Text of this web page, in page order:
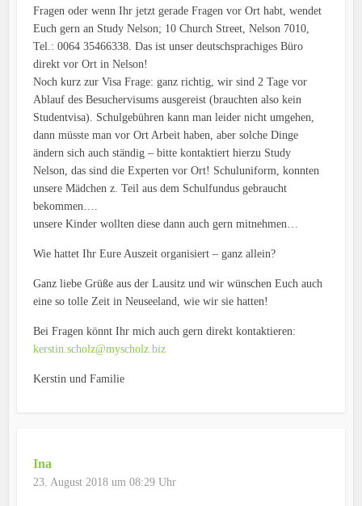
Fragen oder wenn Ihr jetzt gerade Fragen vor Ort habt, wendet
Euch gern an Study Nelson; 10 Church Street, Nelson 7010,
Tel.: 0064 35466338. Das ist unser deutschsprachiges Büro
direkt vor Ort in Nelson!
Noch kurz zur Visa Frage: ganz richtig, wir sind 2 Tage vor
Ablauf des Besuchervisums ausgereist (brauchten also kein
Studentvisa). Schulgebühren kann man leider nicht umgehen,
dann müsste man vor Ort Arbeit haben, aber solche Dinge
ändern sich auch ständig – bitte kontaktiert hierzu Study
Nelson, das sind die Experten vor Ort! Schuluniform, konnten
unsere Mädchen z. Teil aus dem Schulfundus gebraucht
bekommen….
unsere Kinder wollten diese dann auch gern mitnehmen…
Wie hattet Ihr Eure Auszeit organisiert – ganz allein?
Ganz liebe Grüße aus der Lausitz und wir wünschen Euch auch
eine so tolle Zeit in Neuseeland, wie wir sie hatten!
Bei Fragen könnt Ihr mich auch gern direkt kontaktieren:
kerstin.scholz@myscholz.biz
Kerstin und Familie
Ina
23. August 2018 um 08:29 Uhr